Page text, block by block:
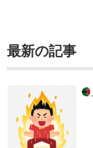
最新の記事